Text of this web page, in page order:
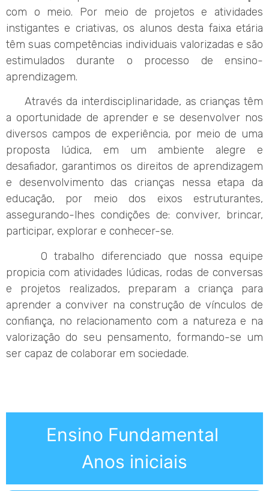
com o meio. Por meio de projetos e atividades
instigantes e criativas, os alunos desta faixa etária
têm suas competências individuais valorizadas e são
estimulados durante o processo de ensino-
aprendizagem.
Através da interdisciplinaridade, as crianças têm
a oportunidade de aprender e se desenvolver nos
diversos campos de experiência, por meio de uma
proposta lúdica, em um ambiente alegre e
desafiador, garantimos os direitos de aprendizagem
e desenvolvimento das crianças nessa etapa da
educação, por meio dos eixos estruturantes,
assegurando-lhes condições de: conviver, brincar,
participar, explorar e conhecer-se.
O trabalho diferenciado que nossa equipe
propicia com atividades lúdicas, rodas de conversas
e projetos realizados, preparam a criança para
aprender a conviver na construção de vínculos de
confiança, no relacionamento com a natureza e na
valorização do seu pensamento, formando-se um
ser capaz de colaborar em sociedade.
Ensino Fundamental
Anos iniciais